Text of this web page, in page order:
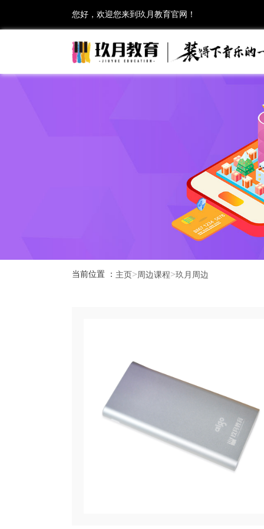
您好，欢迎您来到玖月教育官网！
当前位置 ： 主页>周边课程>玖月周边